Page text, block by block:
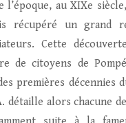
au XIXe
récupéré un grand
Cette
de citoyens de
premières décennies
détaille alors chacune